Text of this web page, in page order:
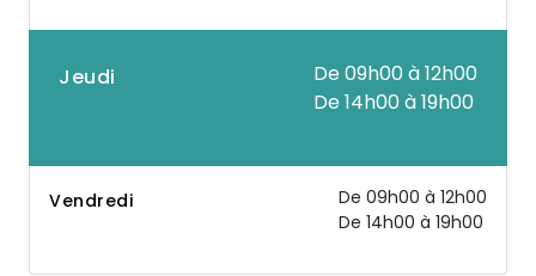
Jeudi
De 09h00 à 12h00
De 14h00 à 19h00
Vendredi
De 09h00 à 12h00
De 14h00 à 19h00